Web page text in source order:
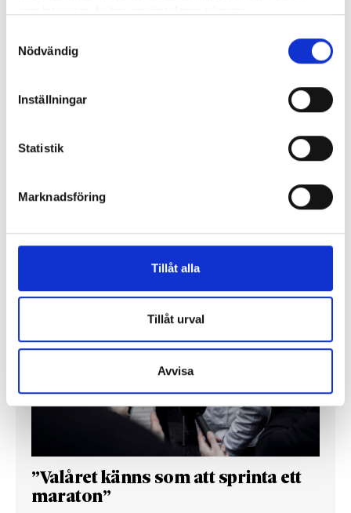
Nödvändig
Inställningar
Statistik
Marknadsföring
Tillåt alla
Tillåt urval
Avvisa
REPORTAGE
”Valåret känns som att sprinta ett
maraton”